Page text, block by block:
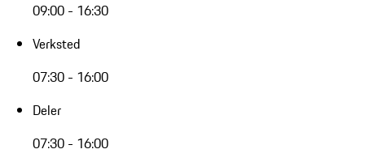
09:00 - 16:30
Verksted
07:30 - 16:00
Deler
07:30 - 16:00